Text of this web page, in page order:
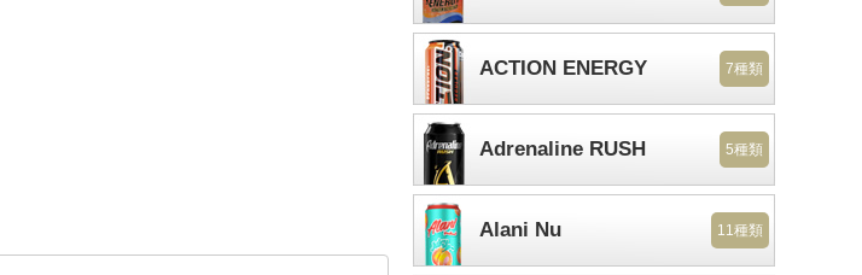
ACTION ENERGY 7種類
Adrenaline RUSH 5種類
Alani Nu 11種類